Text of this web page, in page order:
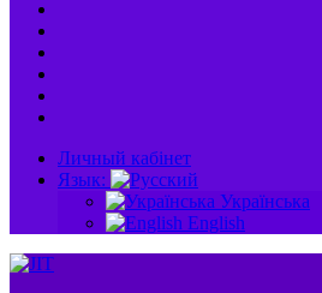
Личный кабінет
Язык:
Українська
English